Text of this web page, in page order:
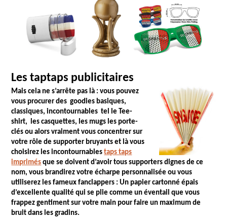
Les taptaps publicitaires
Mais cela ne s’arrête pas là : vous pouvez
vous procurer des goodies basiques,
classiques, incontournables tel le Tee-
shirt, les casquettes, les mugs les porte-
clés ou alors vraiment vous concentrer sur
votre rôle de supporter bruyants et là vous
choisirez les incontournablestaps taps
imprimés que se doivent d’avoir tous supporters dignes de ce
nom, vous brandirez votre écharpe personnalisée ou vous
utiliserez les fameux fanclappers : Un papier cartonné épais
d’excellente qualité qui se plie comme un éventail que vous
frappez gentiment sur votre main pour faire un maximum de
bruit dans les gradins.